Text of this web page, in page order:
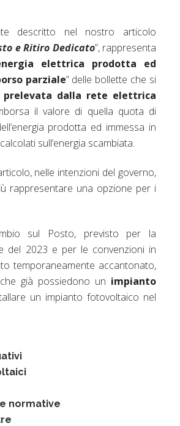
descritto nel nostro articolo
e Ritiro Dedicato”, rappresenta
elettrica
prodotta ed
parziale” delle bollette che si
prelevata dalla rete elettrica
il valore di quella quota di
prodotta ed immessa in
sull’energia scambiata.
nelle intenzioni del governo,
rappresentare una opzione per i
sul Posto, previsto per la
del 2023 e per le convenzioni in
temporaneamente accantonato,
già possiedono un impianto
un impianto fotovoltaico nel
normative